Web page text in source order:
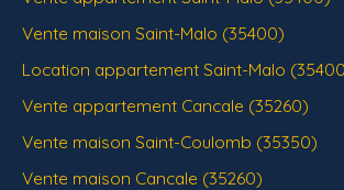
Vente maison Saint-Malo (35400)
Location appartement Saint-Malo
Vente appartement Cancale (35260)
Vente maison Saint-Coulomb (35350)
Vente maison Cancale (35260)